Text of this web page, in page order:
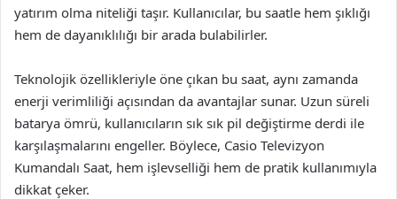
yatırım olma niteliği taşır. Kullanıcılar, bu saatle hem şıklığı
hem de dayanıklılığı bir arada bulabilirler.
Teknolojik özellikleriyle öne çıkan bu saat, aynı zamanda
enerji verimliliği açısından da avantajlar sunar. Uzun süreli
batarya ömrü, kullanıcıların sık sık pil değiştirme derdi ile
karşılaşmalarını engeller. Böylece, Casio Televizyon
Kumandalı Saat, hem işlevselliği hem de pratik kullanımıyla
dikkat çeker.